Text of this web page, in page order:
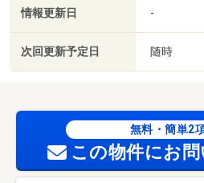
情報更新日 -
次回更新予定日 随時
無料・簡単2
この物件にお